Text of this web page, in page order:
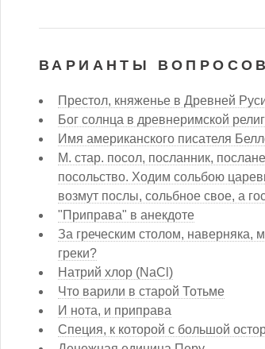
ВАРИАНТЫ
Престол, княженье в Древней
Бог солнца в древнеримской
Имя американского писателя
М. стар. посол, посланник,
посольство. Ходим сольбою
возмут послы, сольбное свое, а
"Приправа" в анекдоте
За греческим столом, наверняка,
греки?
Натрий хлор (NaCl)
Что варили в старой Тотьме
И нота, и приправа
Специя, к которой с большой